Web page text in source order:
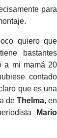
para
quiero que
bastantes
a mi mamá 20
contado
que es una
de Thelma, en
Mario